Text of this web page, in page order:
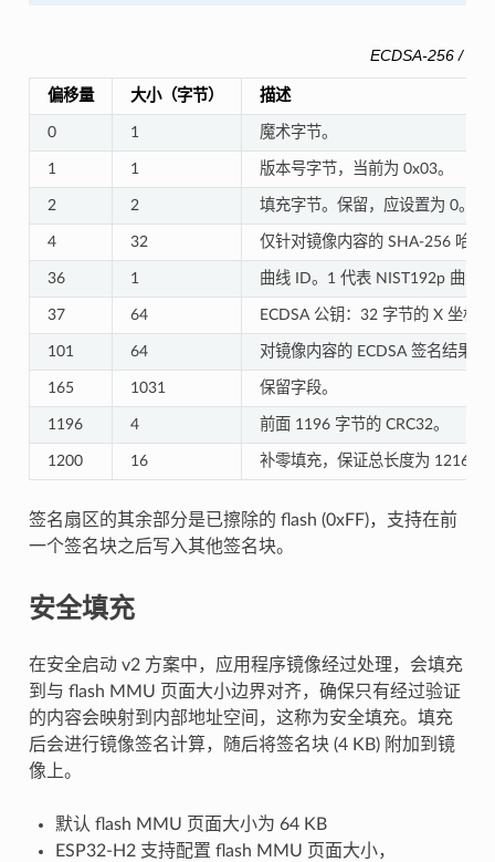
ECDSA-256 /
偏移量 大小（字节） 描述
0 1 魔术字节。
1 1 版本号字节，当前为 0x03。
2 2 填充字节。保留，应设置为 0。
4 32 仅针对镜像内容的 SHA-256 哈希
36 1 曲线 ID。1 代表 NIST192p 曲线
37 64 ECDSA 公钥：32 字节的 X 坐标
101 64 对镜像内容的 ECDSA 签名结果
165 1031 保留字段。
1196 4 前面 1196 字节的 CRC32。
1200 16 补零填充，保证总长度为 1216 字
签名扇区的其余部分是已擦除的 flash (0xFF)，支持在前
一个签名块之后写入其他签名块。
安全填充
在安全启动 v2 方案中，应用程序镜像经过处理，会填充
到与 flash MMU 页面大小边界对齐，确保只有经过验证
的内容会映射到内部地址空间，这称为安全填充。填充
后会进行镜像签名计算，随后将签名块 (4 KB) 附加到镜
像上。
默认 flash MMU 页面大小为 64 KB
ESP32-H2 支持配置 flash MMU 页面大小，